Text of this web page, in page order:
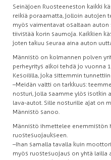
Seinäjoen Ruosteeneston kaikki
reikiä poraamatta, jolloin autojen
myös vaimentavat osaltaan
tiivistää korin saumoja. Kaikkien
joten takuu seuraa aina auton
Männistö on kolmannen polven
perheyritys alkoi tehdä jo vuonna
Kesoililla, joka sittemmin
–Meidän valtti on tarkkuus:
nosturi, jolla saamme ylös isotkin
lava-autot. Sille nosturille ajat on
Männistö sanoo.
Männistö ihmettelee
ruostesuojaukseen.
–Ihan samalla tavalla kuin
myös ruostesuojaus on yhtä lailla